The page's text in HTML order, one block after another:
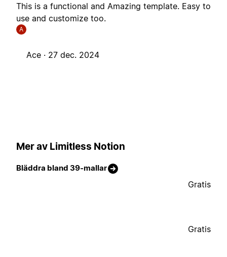
This is a functional and Amazing template. Easy to
use and customize too.
A
Ace · 27 dec. 2024
Mer av Limitless Notion
Bläddra bland 39-mallar
Gratis
Gratis